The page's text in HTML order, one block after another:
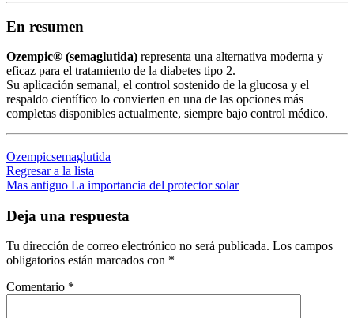
En resumen
Ozempic® (semaglutida) representa una alternativa moderna y
eficaz para el tratamiento de la diabetes tipo 2.
Su aplicación semanal, el control sostenido de la glucosa y el
respaldo científico lo convierten en una de las opciones más
completas disponibles actualmente, siempre bajo control médico.
Ozempicsemaglutida
Regresar a la lista
Mas antiguo La importancia del protector solar
Deja una respuesta
Tu dirección de correo electrónico no será publicada. Los campos
obligatorios están marcados con *
Comentario *